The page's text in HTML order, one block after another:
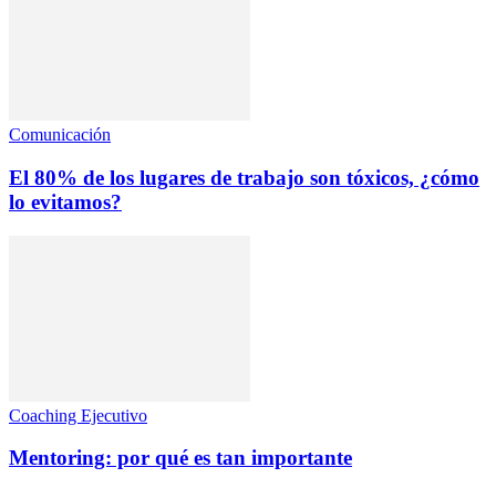
Comunicación
El 80% de los lugares de trabajo son tóxicos, ¿cómo
lo evitamos?
Coaching Ejecutivo
Mentoring: por qué es tan importante